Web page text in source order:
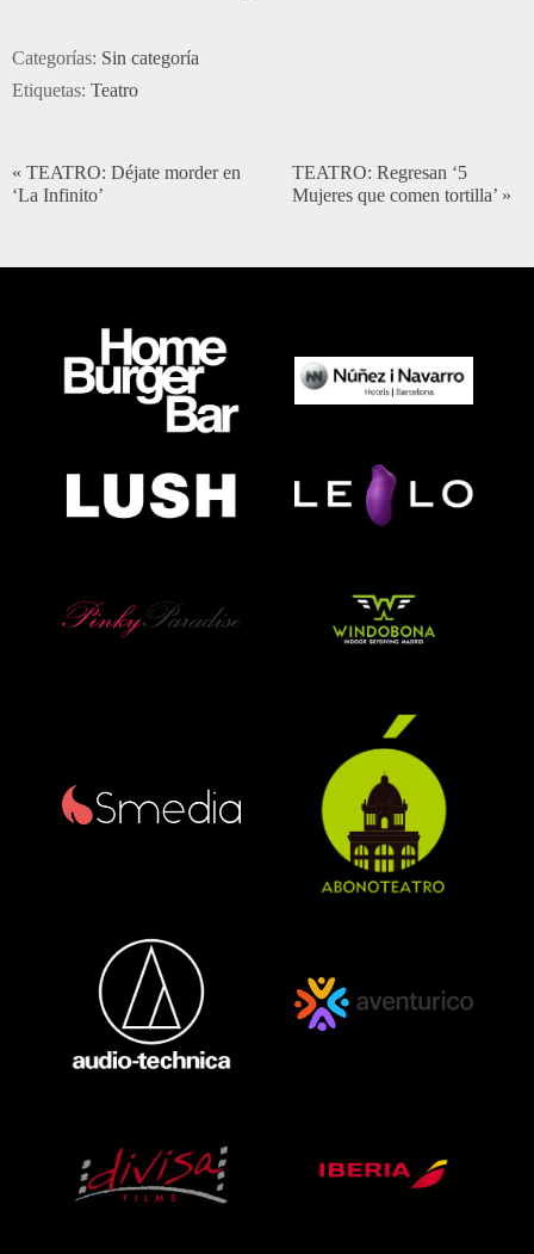
Categorías: Sin categoría
Etiquetas: Teatro
« TEATRO: Déjate morder en
‘La Infinito’
TEATRO: Regresan ‘5
Mujeres que comen tortilla’ »